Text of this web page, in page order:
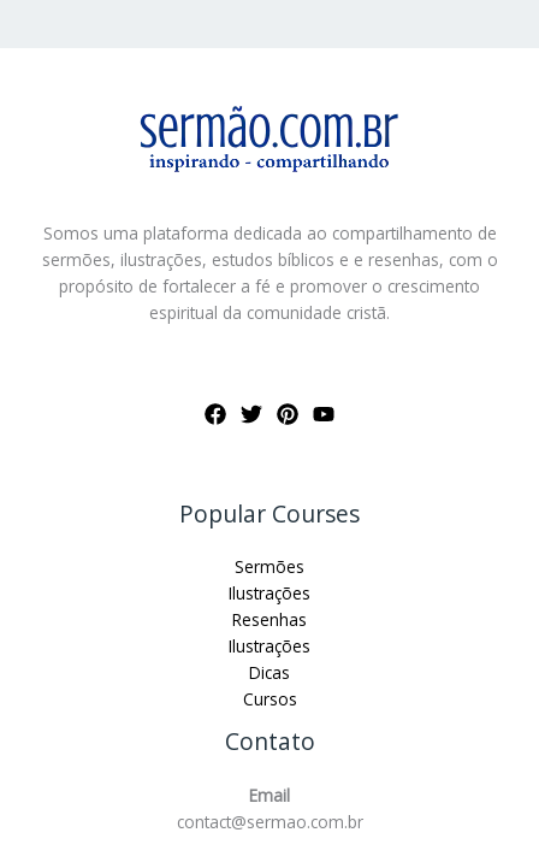
Somos uma plataforma dedicada ao compartilhamento de
sermões, ilustrações, estudos bíblicos e e resenhas, com o
propósito de fortalecer a fé e promover o crescimento
espiritual da comunidade cristã.
Popular Courses
Sermões
Ilustrações
Resenhas
Ilustrações
Dicas
Cursos
Contato
Email
contact@sermao.com.br